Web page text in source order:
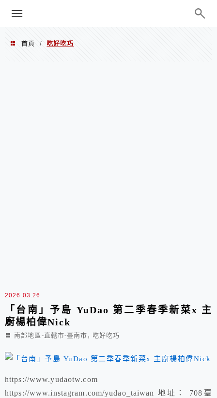
menu
首頁 / 吃好吃巧
2026.03.26
「台南」予島 YuDao 第二季春季新菜x 主
廚楊柏偉Nick
南部地區-直轄市-臺南市 , 吃好吃巧
https://www.yudaotw.com
https://www.instagram.com/yudao_taiwan 地址： 708臺